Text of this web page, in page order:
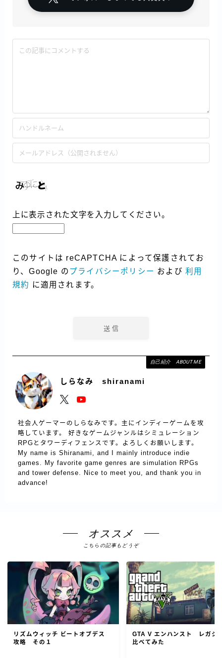
上に表示された文字を入力してください。
このサイトは reCAPTCHA によって保護されてお
り、Google の プライバシーポリシー および利用
規約 に適用されます。
自己紹介 ABOUT ME
しらなみ shiranami
社会人ゲーマーのしらなみです。主にインディーゲームを攻
略しています。 好きなゲームジャンルはシミュレーション
RPGとタワーディフェンスです。よろしくお願いします。
My name is Shiranami, and I mainly introduce indie
games. My favorite game genres are simulation RPGs
and tower defense. Nice to meet you, and thank you in
advance!
オススメ
こちらの記事もどうぞ
リズムウィッチ ビートオブデス
攻略 その１
GTA V エンハンスト レガシ
比べてみた